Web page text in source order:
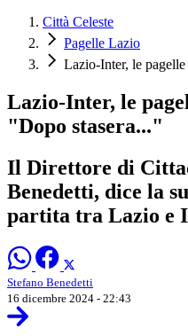
Città Celeste
Pagelle Lazio
Lazio-Inter, le
Lazio-Inter, le
"Dopo stasera..."
Il Direttore di
Benedetti, dice la
partita tra Lazio e
Stefano Benedetti
16 dicembre 2024 - 22:43